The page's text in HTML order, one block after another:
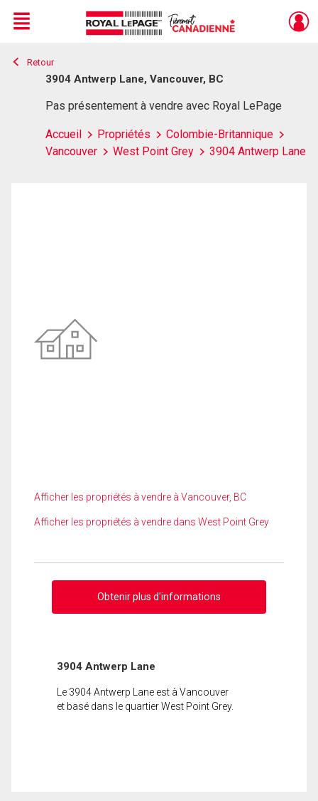
Live
En Direct
Menu
Retour
3904 Antwerp Lane, Vancouver, BC
Pas présentement à vendre avec Royal LePage
Accueil Propriétés
Colombie-Britannique
Vancouver
West Point Grey 3904 Antwerp Lane
Afficher les propriétés à vendre à Vancouver, BC
Afficher les propriétés à vendre dans West Point Grey
Obtenir plus d'informations
3904 Antwerp Lane
Le 3904 Antwerp Lane est à Vancouver
et basé dans le quartier West Point Grey.